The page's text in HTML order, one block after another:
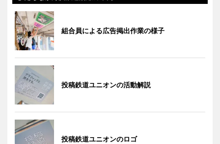
組合員による広告掲出作業の様子
投稿鉄道ユニオンの活動解説
投稿鉄道ユニオンのロゴ